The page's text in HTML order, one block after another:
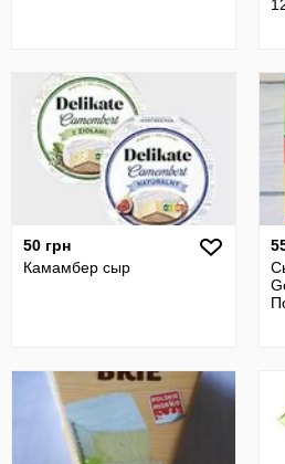
50 грн
Камамбер сыр